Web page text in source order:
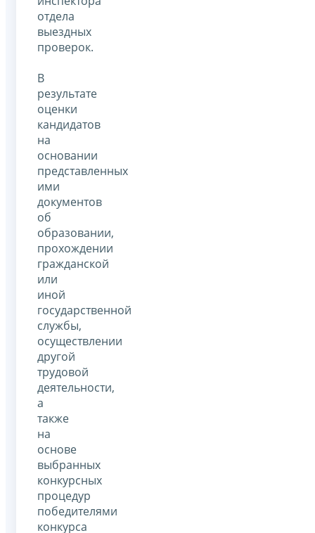
отдела
выездных
проверок.
В
результате
оценки
кандидатов
на
основании
представленных
ими
документов
об
образовании,
прохождении
гражданской
или
иной
государственной
службы,
осуществлении
другой
трудовой
деятельности,
а
также
на
основе
выбранных
конкурсных
процедур
победителями
конкурса